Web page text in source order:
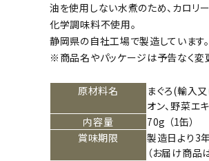
油を使用しない水煮のため、カロリ
化学調味料不使用。
静岡県の自社工場で製造しています。
※商品名やパッケージは予告なく変
原材料名
まぐろ(輸入又
オン、野菜エ
内容量
70g （1缶）
賞味期限
製造日より3
（お届け商品